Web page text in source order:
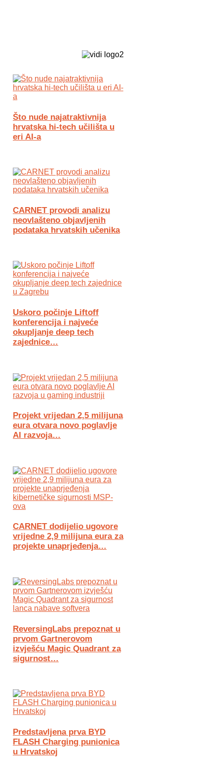
Što nude najatraktivnija
hrvatska hi-tech učilišta u
eri AI-a
CARNET provodi analizu
neovlašteno objavljenih
podataka hrvatskih učenika
Uskoro počinje Liftoff
konferencija i najveće
okupljanje deep tech
zajednice…
Projekt vrijedan 2,5 milijuna
eura otvara novo poglavlje
AI razvoja…
CARNET dodijelio ugovore
vrijedne 2,9 milijuna eura za
projekte unaprjeđenja…
ReversingLabs prepoznat u
prvom Gartnerovom
izvješću Magic Quadrant za
sigurnost…
Predstavljena prva BYD
FLASH Charging punionica
u Hrvatskoj